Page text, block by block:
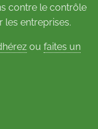
contre le contrôle
les entreprises.
ou faites un